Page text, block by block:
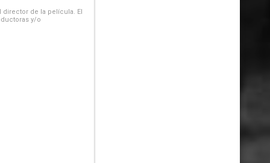
de la película. El
y/o